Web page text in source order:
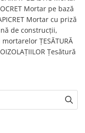
Mortar pe bază
Mortar cu priză
de construcţii,
ŢESĂTURĂ
Ţesătură